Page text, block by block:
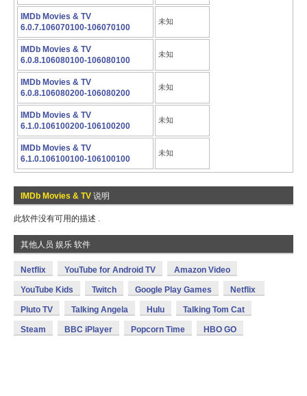
IMDb Movies & TV
6.0.7.106070100-106070100
未知
IMDb Movies & TV
6.0.8.106080100-106080100
未知
IMDb Movies & TV
6.0.8.106080200-106080200
未知
IMDb Movies & TV
6.1.0.106100200-106100200
未知
IMDb Movies & TV
6.1.0.106100100-106100100
未知
IMDb Movies & TV 说明
此软件没有可用的描述 .
其他人员 娱乐 软件
Netflix YouTube for Android TV Amazon Video
YouTube Kids Twitch Google Play Games Netflix
Pluto TV Talking Angela Hulu Talking Tom Cat
Steam BBC iPlayer Popcorn Time HBO GO